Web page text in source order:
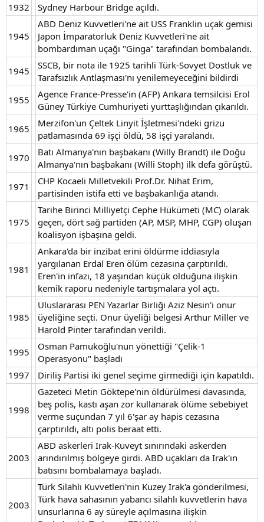
1932
Sydney Harbour Bridge açıldı.
1945
ABD Deniz Kuvvetleri'ne ait USS Franklin uçak gemisi
Japon İmparatorluk Deniz Kuvvetleri'ne ait
bombardıman uçağı "Ginga" tarafından bombalandı.
1945
SSCB, bir nota ile 1925 tarihli Türk-Sovyet Dostluk ve
Tarafsızlık Antlaşması'nı yenilemeyeceğini bildirdi
1955
Agence France-Presse'in (AFP) Ankara temsilcisi Erol
Güney Türkiye Cumhuriyeti yurttaşlığından çıkarıldı.
1965
Merzifon'un Çeltek Linyit İşletmesi'ndeki grizu
patlamasında 69 işçi öldü, 58 işçi yaralandı.
1970
Batı Almanya'nın başbakanı (Willy Brandt) ile Doğu
Almanya'nın başbakanı (Willi Stoph) ilk defa görüştü.
1971
CHP Kocaeli Milletvekili Prof.Dr. Nihat Erim,
partisinden istifa etti ve başbakanlığa atandı.
1975
Tarihe Birinci Milliyetçi Cephe Hükümeti (MC) olarak
geçen, dört sağ partiden (AP, MSP, MHP, CGP) oluşan
koalisyon işbaşına geldi.
1981
Ankara'da bir inzibat erini öldürme iddiasıyla
yargılanan Erdal Eren ölüm cezasına çarptırıldı.
Eren'in infazı, 18 yaşından küçük olduğuna ilişkin
kemik raporu nedeniyle tartışmalara yol açtı.
1985
Uluslararası PEN Yazarlar Birliği Aziz Nesin'i onur
üyeliğine seçti. Onur üyeliği belgesi Arthur Miller ve
Harold Pinter tarafından verildi.
1995
Osman Pamukoğlu'nun yönettiği "Çelik-1
Operasyonu" başladı
1997
Diriliş Partisi iki genel seçime girmediği için kapatıldı.
1998
Gazeteci Metin Göktepe'nin öldürülmesi davasında,
beş polis, kastı aşan zor kullanarak ölüme sebebiyet
verme suçundan 7 yıl 6'şar ay hapis cezasına
çarptırıldı, altı polis beraat etti.
2003
ABD askerleri Irak-Kuveyt sınırındaki askerden
arındırılmış bölgeye girdi. ABD uçakları da Irak'ın
batısını bombalamaya başladı.
2003
Türk Silahlı Kuvvetleri'nin Kuzey Irak'a gönderilmesi,
Türk hava sahasının yabancı silahlı kuvvetlerin hava
unsurlarına 6 ay süreyle açılmasına ilişkin